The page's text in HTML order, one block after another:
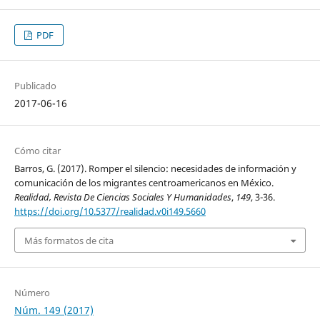
PDF
Publicado
2017-06-16
Cómo citar
Barros, G. (2017). Romper el silencio: necesidades de información y
comunicación de los migrantes centroamericanos en México.
Realidad, Revista De Ciencias Sociales Y Humanidades, 149, 3-36.
https://doi.org/10.5377/realidad.v0i149.5660
Más formatos de cita
Número
Núm. 149 (2017)